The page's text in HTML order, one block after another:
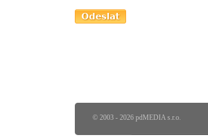
© 2003 - 2026 pdMEDIA s.r.o.